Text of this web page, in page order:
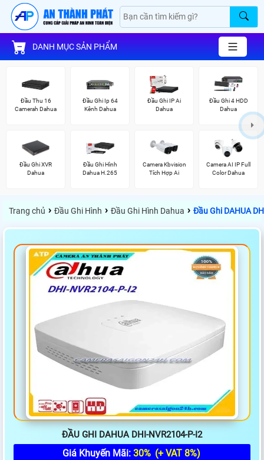
DANH MỤC SẢN PHẨM
Đầu Thu 16
Camerah Dahua
Đầu Ghi Ip 64
Kênh Dahua
Đầu Ghi IP Ai
Dahua
Đầu Ghi 4 HDD
Dahua
Đầu Ghi XVR
Dahua
Đầu Ghi Hình
Dahua H.265
Camera Kbvision
Tích Hợp Ai
Camera AI IP Full
Color Dahua
Trang chủ › Đầu Ghi Hình › Đầu Ghi Hình Dahua › Đầu Ghi DAHUA
ĐẦU GHI DAHUA DHI-NVR2104-P-I2
Giá Khuyến Mãi: 30% (+ VAT 8%)